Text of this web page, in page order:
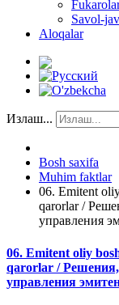
Savol-
Aloqalar
Излаш...
Bosh saxifa
Muhim faktlar
06. Emitent
qarorlar /
управления
06. Emitent oliy
qarorlar /
управления